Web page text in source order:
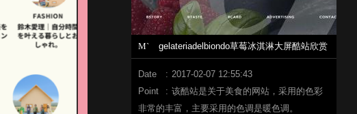
M` gelateriadelbiondo草莓冰淇淋大屏酷站欣赏
Date : 2017-02-07 12:55:43
Point
: 该酷站是关于美食的网站，采用的色彩
非常的丰富，主要采用的色调是暖色调。